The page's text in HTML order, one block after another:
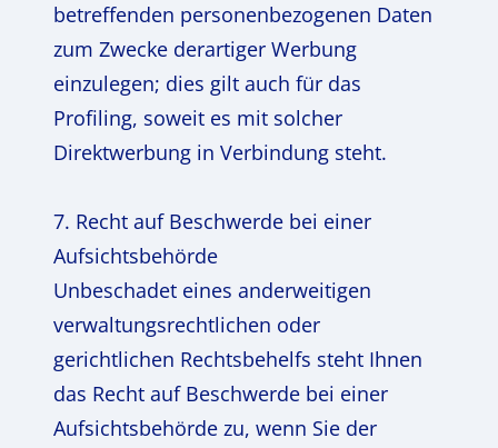
betreffenden personenbezogenen Daten
zum Zwecke derartiger Werbung
einzulegen; dies gilt auch für das
Profiling, soweit es mit solcher
Direktwerbung in Verbindung steht.
7. Recht auf Beschwerde bei einer
Aufsichtsbehörde
Unbeschadet eines anderweitigen
verwaltungsrechtlichen oder
gerichtlichen Rechtsbehelfs steht Ihnen
das Recht auf Beschwerde bei einer
Aufsichtsbehörde zu, wenn Sie der